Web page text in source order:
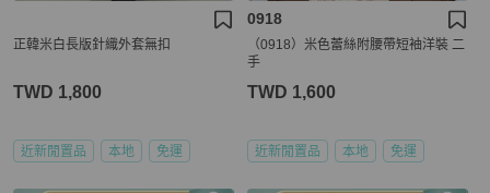
正韓米白長版針織外套無扣
TWD 1,800
近新閒置品 本地 免運
0918
（0918）米色蕾絲附腰帶短袖洋裝 二
手
TWD 1,600
近新閒置品 本地 免運